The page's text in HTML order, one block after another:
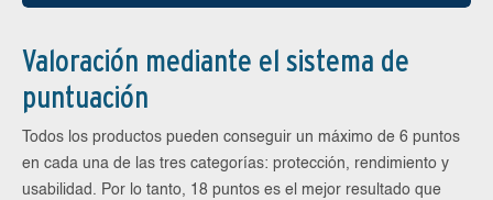
Valoración mediante el sistema de
puntuación
Todos los productos pueden conseguir un máximo de 6 puntos
en cada una de las tres categorías: protección, rendimiento y
usabilidad. Por lo tanto, 18 puntos es el mejor resultado que